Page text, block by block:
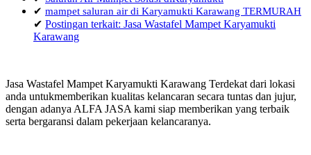
✔ mampet saluran air di Karyamukti Karawang TERMURAH
✔ Postingan terkait: Jasa Wastafel Mampet Karyamukti
Karawang
Jasa Wastafel Mampet Karyamukti Karawang Terdekat dari lokasi
anda untukmemberikan kualitas kelancaran secara tuntas dan jujur,
dengan adanya ALFA JASA kami siap memberikan yang terbaik
serta bergaransi dalam pekerjaan kelancaranya.